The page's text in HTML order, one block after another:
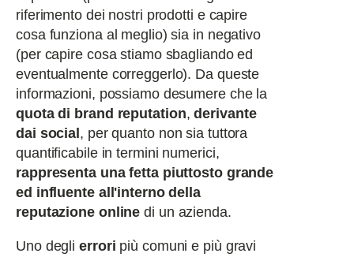
riferimento dei nostri prodotti e capire
cosa funziona al meglio) sia in negativo
(per capire cosa stiamo sbagliando ed
eventualmente correggerlo). Da queste
informazioni, possiamo desumere che la
quota di brand reputation, derivante
dai social , per quanto non sia tuttora
quantificabile in termini numerici,
rappresenta una fetta piuttosto grande
ed influente all'interno della
reputazione online di un azienda.
Uno degli errori più comuni e più gravi